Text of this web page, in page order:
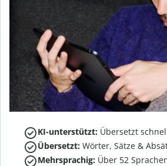
KI-unterstützt: Übersetzt
Übersetzt: Wörter, Sätze &
Mehrsprachig: Über 52